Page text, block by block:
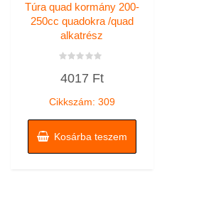
Túra quad kormány 200-
250cc quadokra /quad
alkatrész
0
4017 Ft
Cikkszám: 309
Kosárba teszem